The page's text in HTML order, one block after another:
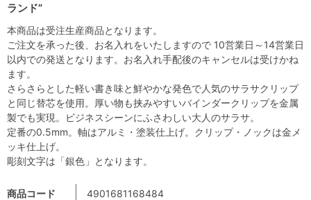
ランド”
商品コード 4901681168484
本商品は受注生産商品となります。
ご注文を承った後、お名入れをいたしますので 10営業日～14営業日
以内での発送となります。お名入れ手配後のキャンセルは受けかね
ます。
さらさらとした軽い書き味と鮮やかな発色で人気のサラサクリップ
と同じ替芯を使用。厚い物も挟みやすいバインダークリップを金属
製でも実現。ビジネスシーンにふさわしい大人のサラサ。
定番の0.5mm。軸はアルミ・塗装仕上げ。クリップ・ノックは金メ
ッキ仕上げ。
彫刻文字は「銀色」となります。